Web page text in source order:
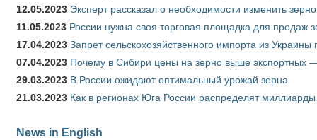
12.05.2023 Эксперт рассказал о необходимости изменить
11.05.2023 России нужна своя торговая площадка для продаж
17.04.2023 Запрет сельскохозяйственного импорта из
07.04.2023 Почему в Сибири цены на зерно выше экспортных
29.03.2023 В России ожидают оптимальный урожай зерна
21.03.2023 Как в регионах Юга России распределят
News in English